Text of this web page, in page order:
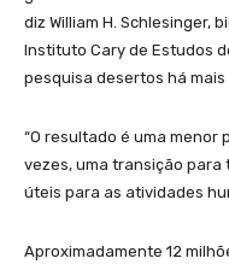
diz William H. Schlesinger,
Instituto Cary de Estudos
pesquisa desertos há mais
“O resultado é uma
vezes, uma transição para
úteis para as atividades
Aproximadamente 12